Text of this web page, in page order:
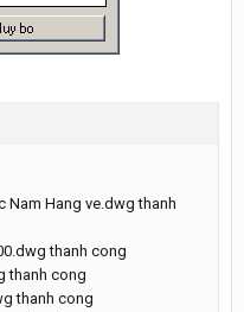
Nam Hang ve.dwg thanh
thanh cong
thanh cong
thanh cong